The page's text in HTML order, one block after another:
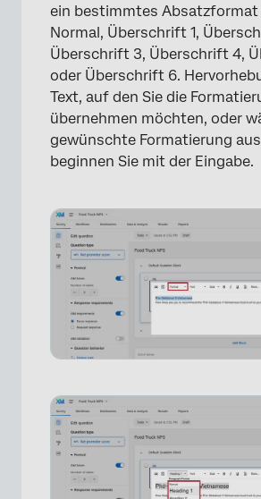
ein bestimmtes Absatzformat
Normal, Überschrift 1,
Überschrift 3, Überschrift 4,
oder Überschrift 6.
Text, auf den Sie die
übernehmen möchten, oder
gewünschte Formatierung
beginnen Sie mit der Eingabe.